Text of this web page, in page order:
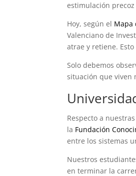
estimulación
Hoy, según el Mapa
Valenciano de
atrae y retiene.
Solo debemos
situación que viven
Respecto a
la Fundación
entre los sistemas
Nuestros
en terminar la